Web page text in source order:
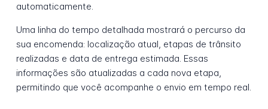
automaticamente.
Uma linha do tempo detalhada mostrará o percurso da
sua encomenda: localização atual, etapas de trânsito
realizadas e data de entrega estimada. Essas
informações são atualizadas a cada nova etapa,
permitindo que você acompanhe o envio em tempo real.